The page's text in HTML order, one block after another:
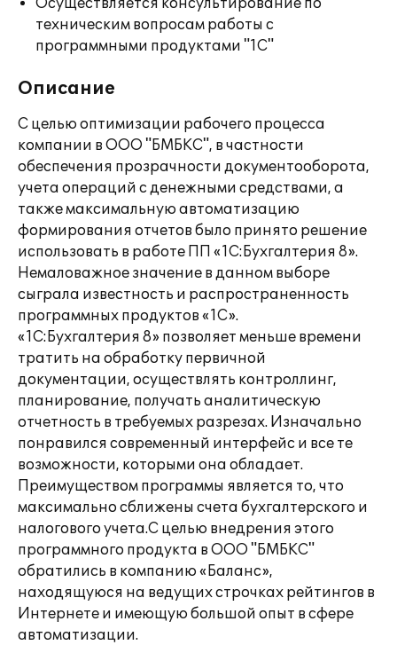
Осуществляется консультирование по
техническим вопросам работы с
программными продуктами "1С"
Описание
С целью оптимизации рабочего процесса
компании в ООО "БМБКС", в частности
обеспечения прозрачности документооборота,
учета операций с денежными средствами, а
также максимальную автоматизацию
формирования отчетов было принято решение
использовать в работе ПП «1С:Бухгалтерия 8».
Немаловажное значение в данном выборе
сыграла известность и распространенность
программных продуктов «1С».
«1С:Бухгалтерия 8» позволяет меньше времени
тратить на обработку первичной
документации, осуществлять контроллинг,
планирование, получать аналитическую
отчетность в требуемых разрезах. Изначально
понравился современный интерфейс и все те
возможности, которыми она обладает.
Преимуществом программы является то, что
максимально сближены счета бухгалтерского и
налогового учета.С целью внедрения этого
программного продукта в ООО "БМБКС"
обратились в компанию «Баланс»,
находящуюся на ведущих строчках рейтингов в
Интернете и имеющую большой опыт в сфере
автоматизации.